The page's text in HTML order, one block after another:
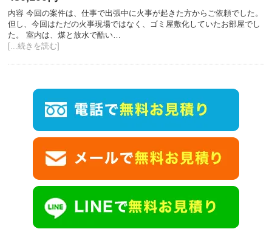
内容 今回の案件は、仕事で出張中に火事が起きた方からご依頼でした。
但し、今回はただの火事現場ではなく、ゴミ屋敷化していたお部屋でし
た。 室内は、煤と放水で酷い…
[...続きを読む]